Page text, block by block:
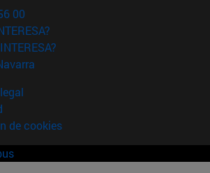
00
de cookies